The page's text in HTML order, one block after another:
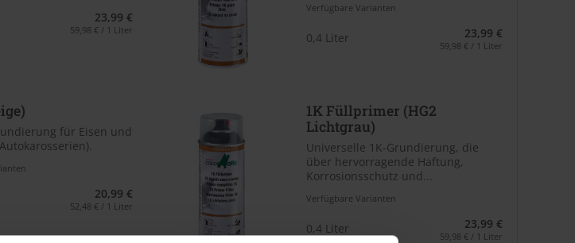
23,99 €
59,98 € / 1 Liter
Verfügbare Varianten
0,4 Liter 23,99 €
59,98 € / 1 Liter
für Eisen und
20,99 €
52,48 € / 1 Liter
1K Füllprimer (HG2
Lichtgrau)
Universelle 1K-Grundierung, die
über hervorragende Haftung,
Korrosionsschutz und...
Verfügbare Varianten
0,4 Liter 23,99 €
59,98 € / 1 Liter